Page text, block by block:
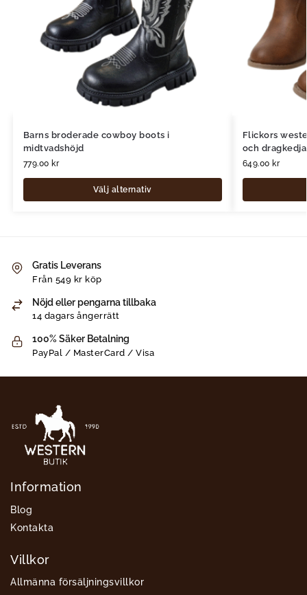
Barns broderade cowboy boots i
midtvadshöjd
779.00 kr
Välj alternativ
Flickors
och dragkedja
649.00 kr
Gratis Leverans
Från 549 kr köp
Nöjd eller pengarna tillbaka
14 dagars ångerrätt
100% Säker Betalning
PayPal / MasterCard / Visa
Information
Blog
Kontakta
Villkor
Allmänna försäljningsvillkor